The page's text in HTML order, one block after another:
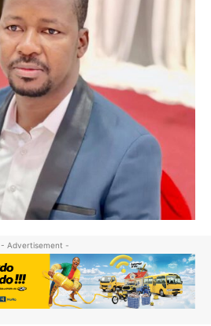
- Advertisement -